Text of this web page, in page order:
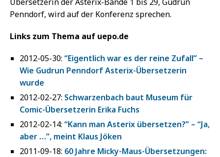
Penndorf, wird auf der Konferenz sprechen.
Links zum Thema auf uepo.de
2012-05-30: “Eigentlich war es der reine Zufall” –
Wie Gudrun Penndorf Asterix-Übersetzerin
wurde
2012-02-27: Schwarzenbach baut Museum für
Comic-Übersetzerin Erika Fuchs
2012-02-14: “Kann man Asterix übersetzen?” – “Ja,
aber …”, meint Klaus Jöken
2011-09-18: 60 Jahre Micky-Maus-Übersetzungen: